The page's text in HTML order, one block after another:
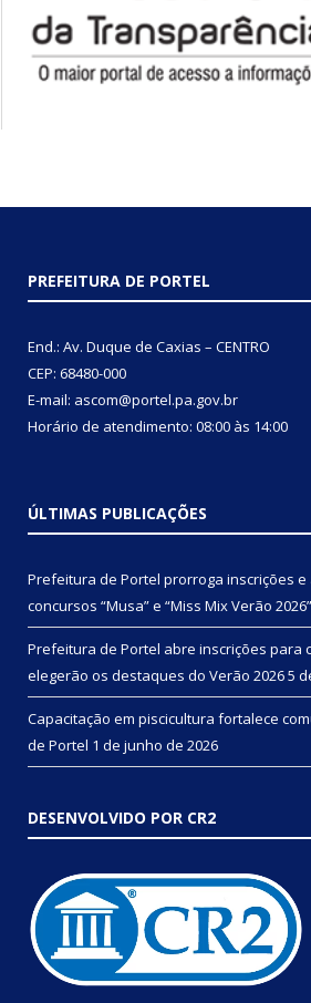
PREFEITURA DE PORTEL
End.: Av. Duque de Caxias – CENTRO
CEP: 68480-000
E-mail: ascom@portel.pa.gov.br
Horário de atendimento: 08:00 às 14:00
ÚLTIMAS PUBLICAÇÕES
Prefeitura de Portel prorroga inscrições
concursos “Musa” e “Miss Mix Verão 2026”
Prefeitura de Portel abre inscrições para
elegerão os destaques do Verão 20265
Capacitação em piscicultura fortalece
de Portel 1 de junho de 2026
DESENVOLVIDO POR CR2